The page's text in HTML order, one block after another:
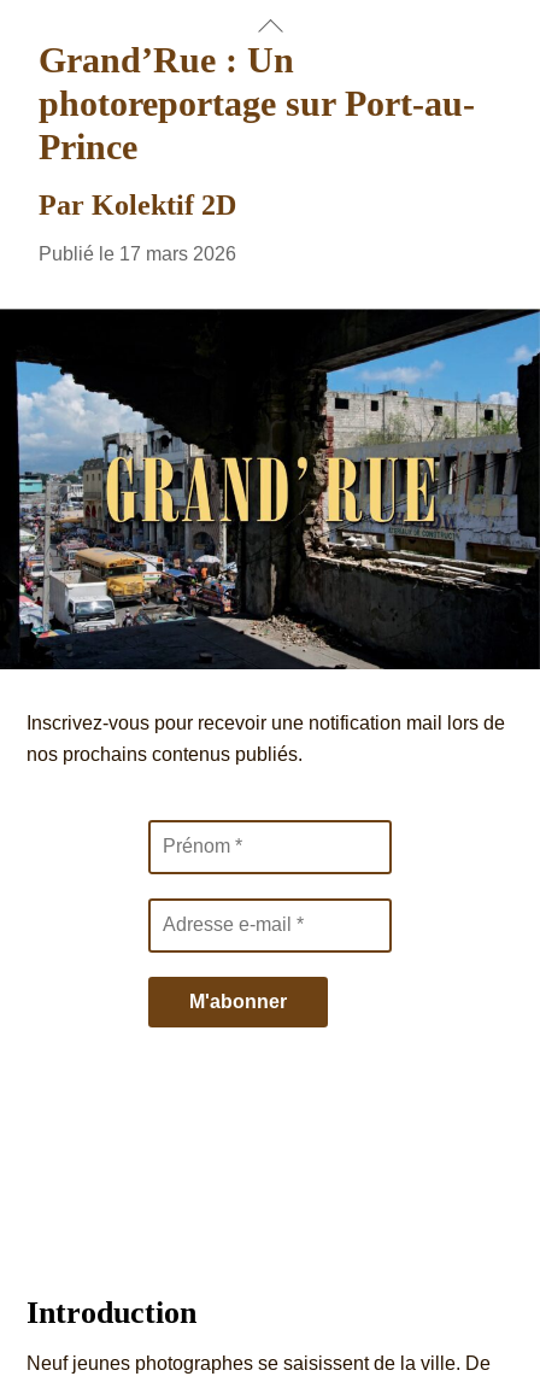
contentGrand’Rue : Un
photoreportage sur Port-au-
Prince
Par Kolektif 2D
Publié le 17 mars 2026
Inscrivez-vous pour recevoir une notification mail lors de
nos prochains contenus publiés.
Introduction
Neuf jeunes photographes se saisissent de la ville. De
Back
To